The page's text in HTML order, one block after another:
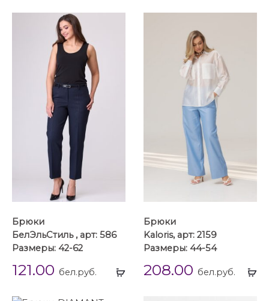
Выбрать
Брюки
БелЭльСтиль , арт: 586
Размеры: 42-62
121.00 бел.руб.
Брюки
Kaloris, арт: 2159
Размеры: 44-54
208.00 бел.руб.